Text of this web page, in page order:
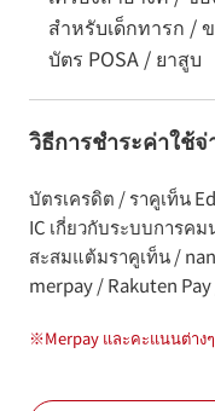
สำหรับเด็กทารก /
บัตร POSA / ยาสูบ
วิธีการชำระค่าใช้
บัตรเครดิต / ราคูเท็น
IC เกี่ยวกับระบบการค
สะสมแต้มราคูเท็น /
merpay / Rakuten
※Merpay และคะแนนต่าง